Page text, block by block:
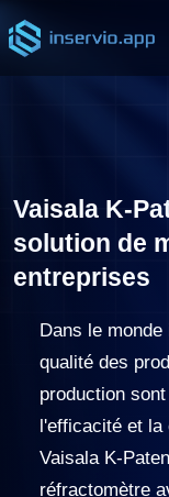
Vaisala K-
solution de
entreprises
Dans le
qualité des
production
l'efficacité et la
Vaisala K-
réfractomètre